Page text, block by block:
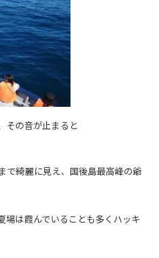
その音が止まると
で綺麗に見え、国後島最高峰の爺
場は霞んでいることも多くハッキ